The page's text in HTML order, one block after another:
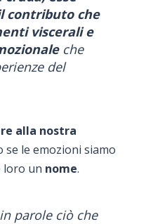
contributo che
viscerali e
che
del
alla nostra
se le emozioni siamo
loro un nome.
parole ciò che